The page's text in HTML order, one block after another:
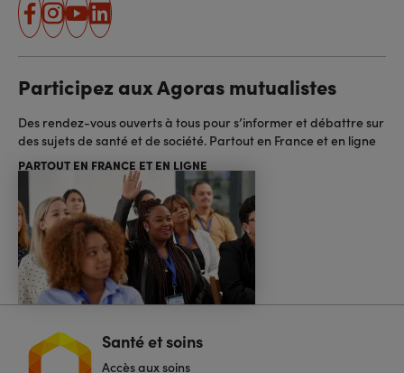
facebook
instagram
youtube
linkedin
Participez aux Agoras mutualistes
Des rendez-vous ouverts à tous pour s’informer et débattre sur
des sujets de santé et de société. Partout en France et en ligne
PARTOUT EN FRANCE ET EN LIGNE
Navigation
pied
de
Santé et soins
Accès aux soins